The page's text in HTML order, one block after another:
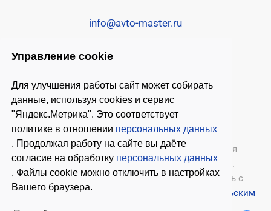
Управление cookie
Для улучшения работы сайт может собирать
данные, используя cookies и сервис
"Яндекс.Метрика". Это соответствует
политике в отношении персональных данных
. Продолжая работу на сайте вы даёте
согласие на обработку персональных данных
. Файлы cookie можно отключить в настройках
Вашего браузера.
info@avto-master.ru
© 2026 ООО «Автомастер» — оборудование для
автосервиса, шиномонтажное оборудование.
Оставляя заявки на нашем сайте, ознакомьтесь с
Политикой конфиденциальности
Пользовательским